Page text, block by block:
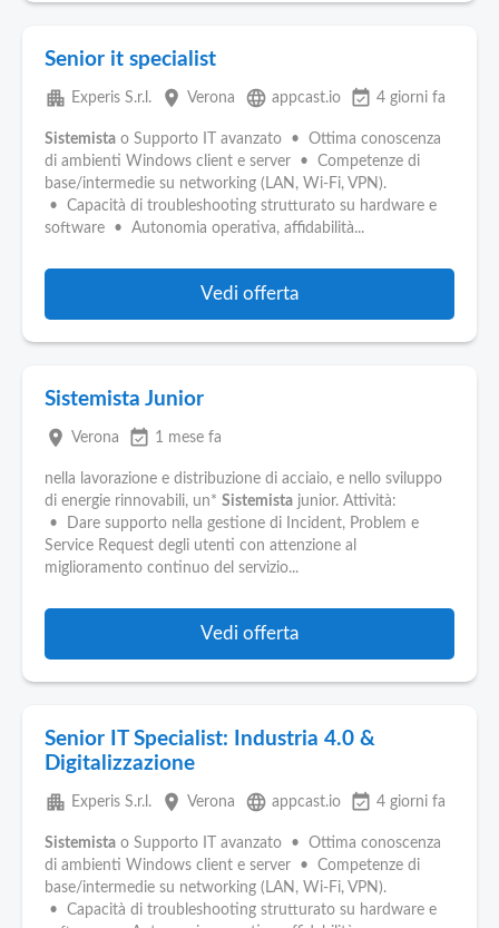
Senior it specialist
apartment Experis S.r.l. place Verona language appcast.io event_available 4 giorni fa
Sistemista o Supporto IT avanzato • Ottima conoscenza
di ambienti Windows client e server • Competenze di
base/intermedie su networking (LAN, Wi‑Fi, VPN).
• Capacità di troubleshooting strutturato su hardware e
software • Autonomia operativa, affidabilità...
Vedi offerta
Sistemista Junior
place Verona event_available 1 mese fa
nella lavorazione e distribuzione di acciaio, e nello sviluppo
di energie rinnovabili, un* Sistemista junior. Attività:
• Dare supporto nella gestione di Incident, Problem e
Service Request degli utenti con attenzione al
miglioramento continuo del servizio...
Vedi offerta
Senior IT Specialist: Industria 4.0 &
Digitalizzazione
apartment Experis S.r.l. place Verona language appcast.io event_available 4 giorni fa
Sistemista o Supporto IT avanzato • Ottima conoscenza
di ambienti Windows client e server • Competenze di
base/intermedie su networking (LAN, Wi‑Fi, VPN).
• Capacità di troubleshooting strutturato su hardware e